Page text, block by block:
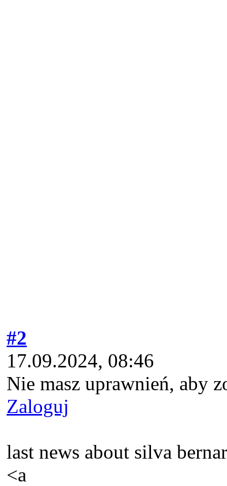
#2
17.09.2024, 08:46
Nie masz uprawnień, aby
Zaloguj
last news about silva
<a